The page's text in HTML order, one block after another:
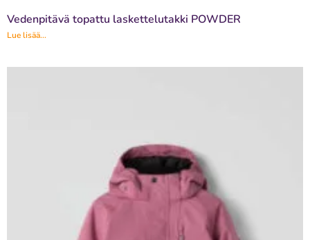
Vedenpitävä topattu laskettelutakki POWDER
Lue lisää...